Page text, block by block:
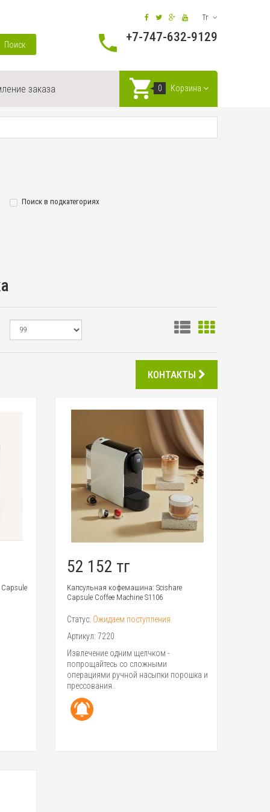
Тг
Поиск
+7-747-632-9129
заказа 0 Корзина
Поиск в подкатегориях
КОНТАКТЫ
52 152 тг
Капсульная кофемашина: Scishare
Capsule Coffee Machine S1106
Статус: Ожидаем поступления
Артикул: 7220
Извлечение одним щелчком -
попрощайтесь со сложными
операциями ручной насыпки порошка и
прессования..